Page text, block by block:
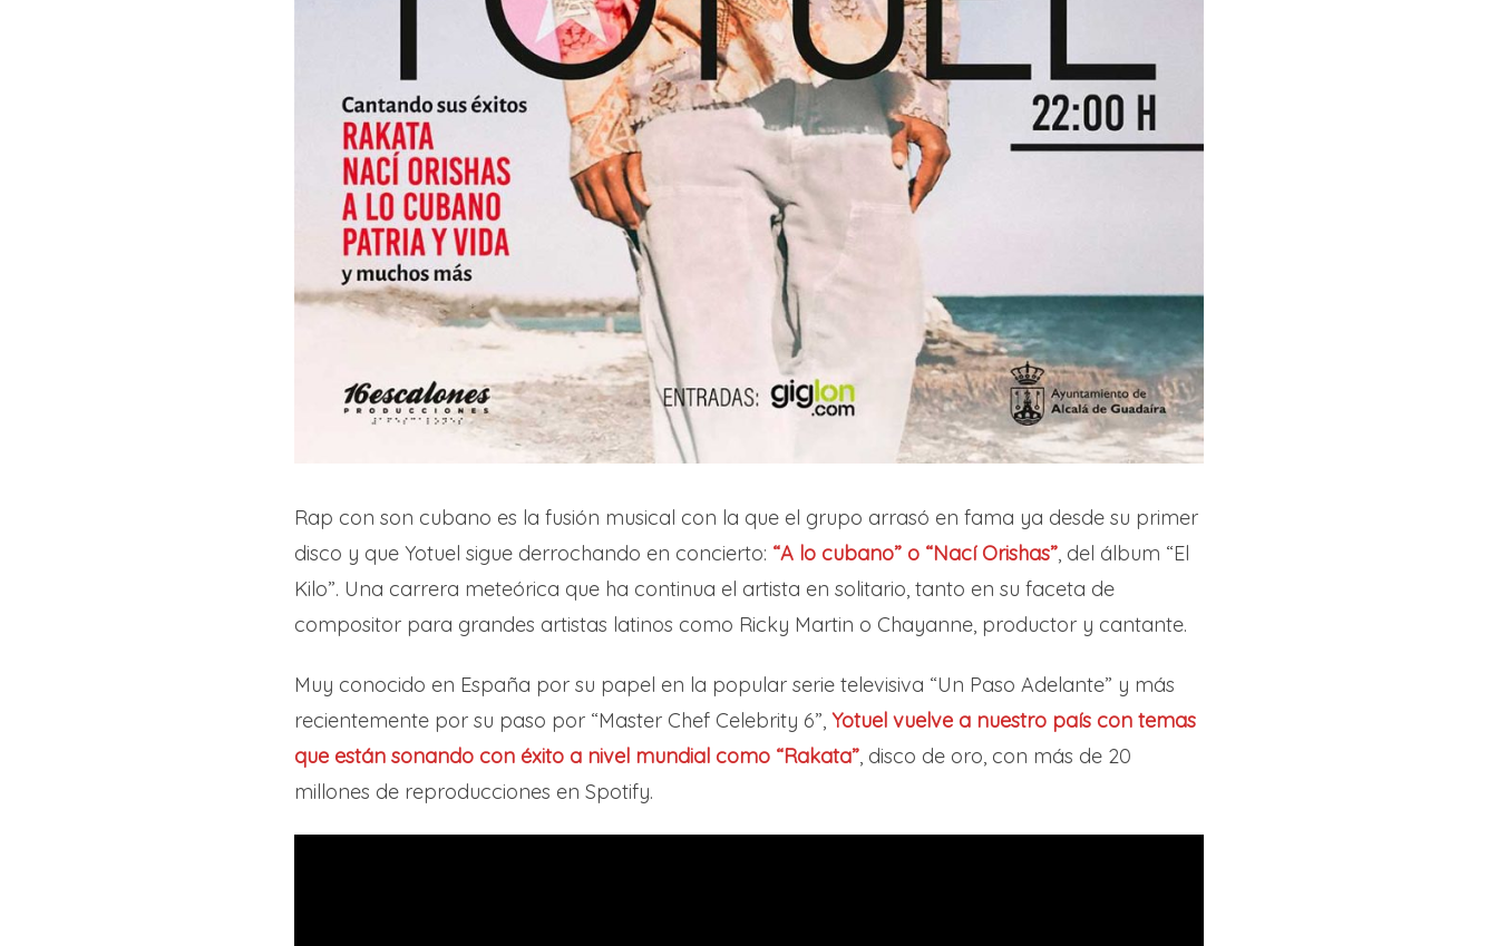
Rap con son cubano es la fusión musical con la que el grupo arrasó en fama ya desde su primer
disco y que Yotuel sigue derrochando en concierto: “A lo cubano” o “Nací Orishas”, del álbum “El
Kilo”. Una carrera meteórica que ha continua el artista en solitario, tanto en su faceta de
compositor para grandes artistas latinos como Ricky Martin o Chayanne, productor y cantante.
Muy conocido en España por su papel en la popular serie televisiva “Un Paso Adelante” y más
recientemente por su paso por “Master Chef Celebrity 6”, Yotuel vuelve a nuestro país con temas
que están sonando con éxito a nivel mundial como “Rakata”, disco de oro, con más de 20
millones de reproducciones en Spotify.